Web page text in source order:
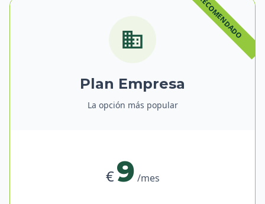
Plan Empresa
La opción más popular
€9 /mes